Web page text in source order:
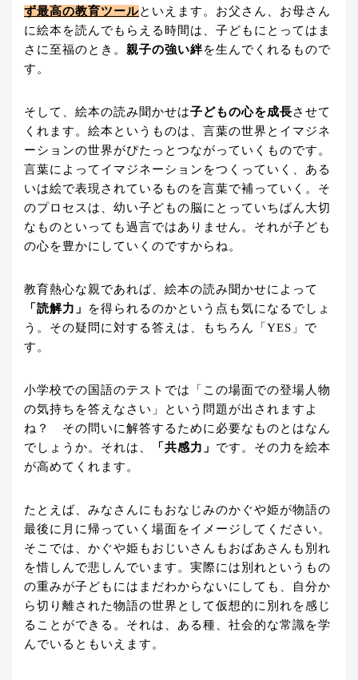
ず最高の教育ツールといえます。お父さん、お母さん
に絵本を読んでもらえる時間は、子どもにとってはま
さに至福のとき。 親子の強い絆を生んでくれるもので
す。
そして、絵本の読み聞かせは子どもの心を成長させて
くれます。絵本というものは、言葉の世界とイマジネ
ーションの世界がぴたっとつながっていくものです。
言葉によってイマジネーションをつくっていく、ある
いは絵で表現されているものを言葉で補っていく。そ
のプロセスは、幼い子どもの脳にとっていちばん大切
なものといっても過言ではありません。それが子ども
の心を豊かにしていくのですからね。
教育熱心な親であれば、絵本の読み聞かせによって
「読解力」
を得られるのかという点も気になるでしょ
う。その疑問に対する答えは、もちろん「YES」で
す。
小学校での国語のテストでは「この場面での登場人物
の気持ちを答えなさい」という問題が出されますよ
ね？ その問いに解答するために必要なものとはなん
でしょうか。それは、
「共感力」 です。その力を絵本
が高めてくれます。
たとえば、みなさんにもおなじみのかぐや姫が物語の
最後に月に帰っていく場面をイメージしてください。
そこでは、かぐや姫もおじいさんもおばあさんも別れ
を惜しんで悲しんでいます。実際には別れというもの
の重みが子どもにはまだわからないにしても、自分か
ら切り離された物語の世界として仮想的に別れを感じ
ることができる。それは、ある種、社会的な常識を学
んでいるともいえます。